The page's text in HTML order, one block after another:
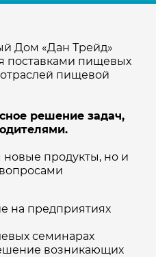
Дом «Дан Трейд»
поставками пищевых
пищевой
решение задач,
продукты, но и
на предприятиях
семинарах
возникающих